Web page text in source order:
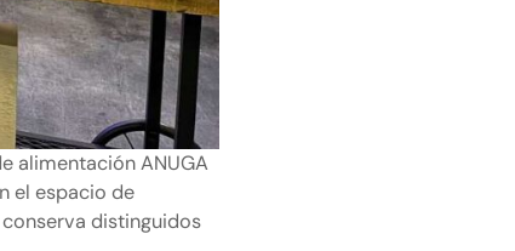
alimentación ANUGA
el espacio de
distinguidos